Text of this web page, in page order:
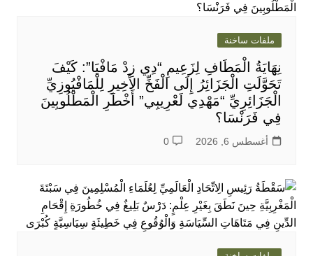
ملفات ساخنة
نِهَايَةُ الْمَطَافِ لِزَعِيمِ “دِي زِدْ مَافْيَا”: كَيْفَ
تَحَوَّلَتِ الْجَزَائِرُ إِلَى الْفَخِّ الأَخِيرِ لِلْمَافْيُوزِيِّ
الْجَزَائِرِيِّ “مَهْدِي لَعْرِيبِي” أَخْطَرِ الْمَطْلُوبِينَ
فِي فَرَنْسَا؟
أغسطس 6, 2026 0